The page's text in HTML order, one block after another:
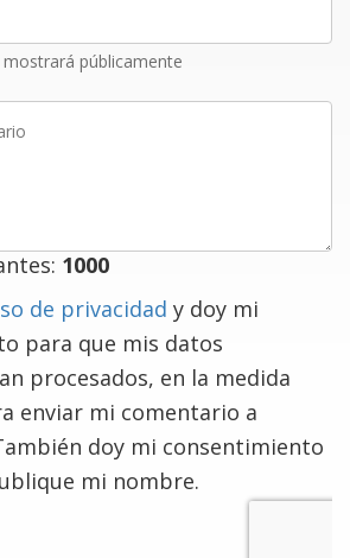
públicamente
1000
de privacidad y doy mi
para que mis datos
procesados, en la medida
enviar mi comentario a
doy mi consentimiento
mi nombre.